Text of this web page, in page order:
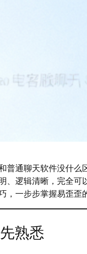
通聊天软件没什么
逻辑清晰，完全可
一步步掌握易歪歪
熟悉